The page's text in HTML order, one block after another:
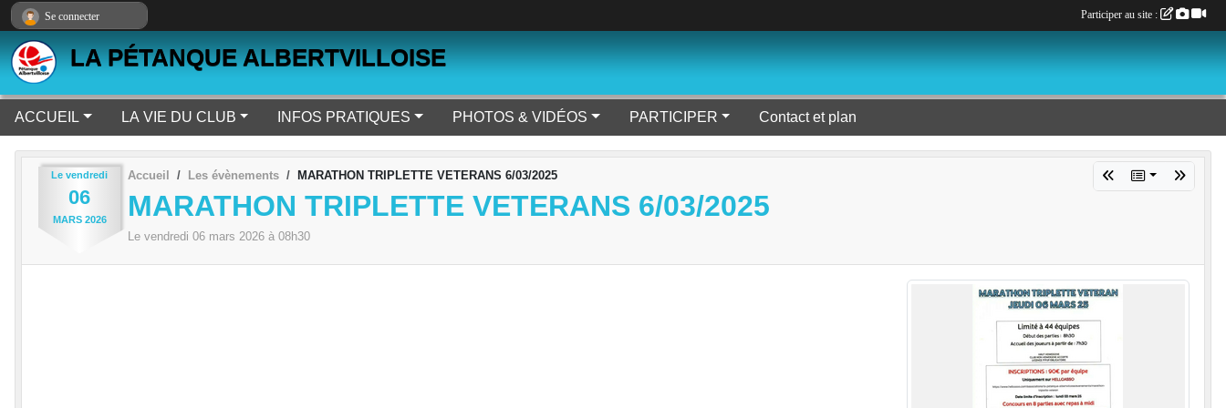
LA PÉTANQUE ALBERTVILLOISE
ACCUEIL LA VIE DU CLUB INFOS PRATIQUES PHOTOS & VIDÉOS PARTICIPER Contact et plan
Le vendredi
06
MARS 2026
Accueil Les évènements MARATHON TRIPLETTE VETERANS 6/03/2025
MARATHON TRIPLETTE VETERANS 6/03/2025
Le vendredi 06 mars 2026 à 08h30
Se connecter Participer au site :
Panneau de gestion des cookies